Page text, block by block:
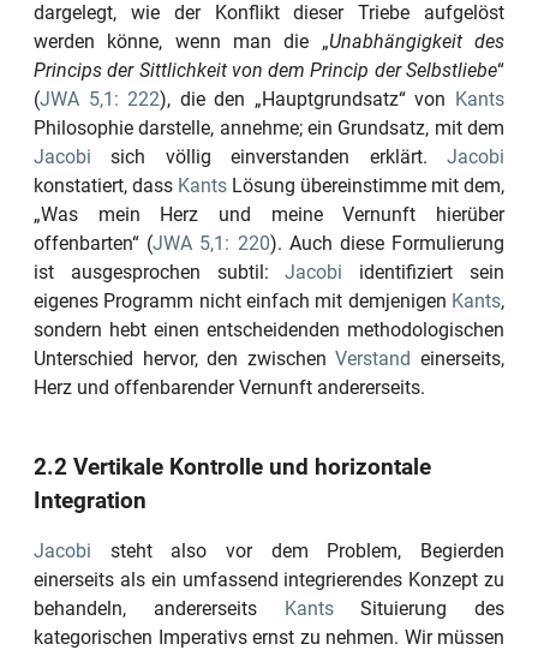
dargelegt, wie der Konflikt dieser Triebe aufgelöst
werden könne, wenn man die „Unabhängigkeit des
Princips der Sittlichkeit von dem Princip der Selbstliebe“
(JWA 5,1: 222), die den „Hauptgrundsatz“von Kants
Philosophie darstelle, annehme; ein Grundsatz, mit dem
Jacobi sich völlig einverstanden erklärt. Jacobi
konstatiert, dass Kants Lösung übereinstimme mit dem,
„Was mein Herz und meine Vernunft hierüber
offenbarten“ (JWA 5,1: 220). Auch diese Formulierung
ist ausgesprochen subtil:Jacobi identifiziert sein
eigenes Programm nicht einfach mit demjenigen Kants,
sondern hebt einen entscheidenden methodologischen
Unterschied hervor, den zwischenVerstand einerseits,
Herz und offenbarender Vernunft andererseits.
2.2 Vertikale Kontrolle und horizontale
Integration
Jacobi steht also vor dem Problem, Begierden
einerseits als ein umfassend integrierendes Konzept zu
behandeln, andererseits KantsSituierung des
kategorischen Imperativs ernst zu nehmen. Wir müssen